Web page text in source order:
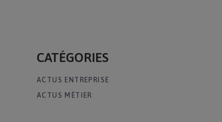
CATÉGORIES
ACTUS ENTREPRISE
ACTUS MÉTIER